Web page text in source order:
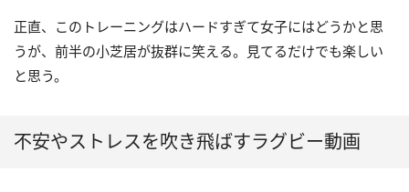
正直、このトレーニングはハードすぎて女子にはどうかと思
うが、前半の小芝居が抜群に笑える。見てるだけでも楽しい
と思う。
不安やストレスを吹き飛ばすラグビー動画